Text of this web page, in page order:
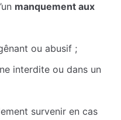
manquement aux
ou abusif ;
interdite ou dans un
survenir en cas